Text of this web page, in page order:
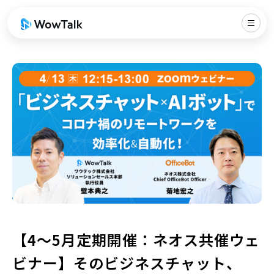
【4〜5月定期開催：ネオス共催ウェ
ビナー】そのビジネスチャット、